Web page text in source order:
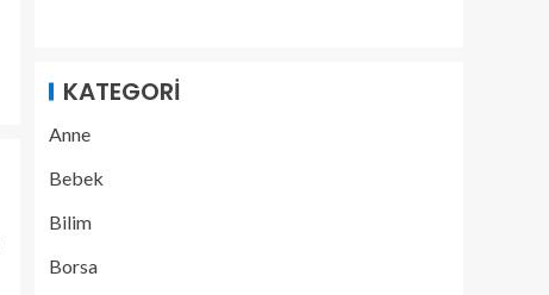
KATEGORI
Anne
Bebek
Bilim
Borsa